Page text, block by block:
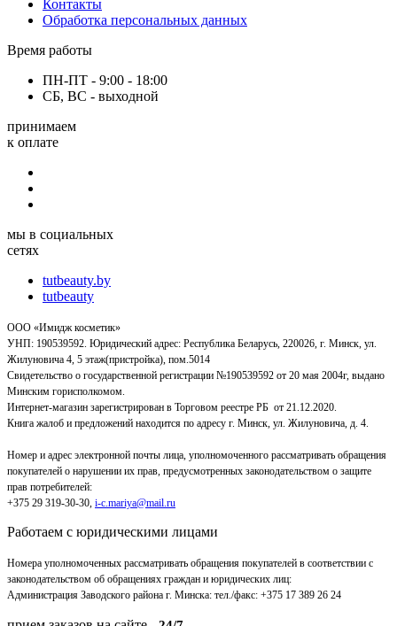
Контакты
Обработка персональных данных
Время работы
ПН-ПТ - 9:00 - 18:00
СБ, ВС - выходной
принимаем
к оплате
мы в социальных
сетях
tutbeauty.by
tutbeauty
ООО «Имидж косметик»
УНП: 190539592. Юридический адрес: Республика Беларусь, 220026, г. Минск, ул.
Жилуновича 4, 5 этаж(пристройка), пом.5014
Свидетельство о государственной регистрации №190539592 от 20 мая 2004г, выдано
Минским горисполкомом.
Интернет-магазин зарегистрирован в Торговом реестре РБ от 21.12.2020.
Книга жалоб и предложений находится по адресу г. Минск, ул. Жилуновича, д. 4.
Номер и адрес электронной почты лица, уполномоченного рассматривать обращения
покупателей о нарушении их прав, предусмотренных законодательством о защите
прав потребителей:
+375 29 319-30-30, i-c.mariya@mail.ru
Работаем с юридическими лицами
Номера уполномоченных рассматривать обращения покупателей в соответствии с
законодательством об обращениях граждан и юридических лиц:
Администрация Заводского района г. Минска: тел./факс: +375 17 389 26 24